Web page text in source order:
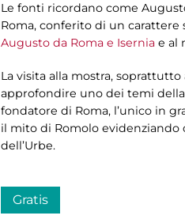
Le fonti ricordano come
Roma, conferito di un carattere
Augusto da Roma e Isernia e al
La visita alla mostra,
approfondire uno dei temi
fondatore di Roma, l’unico in
il mito di Romolo evidenziando
dell’Urbe.
Gratis